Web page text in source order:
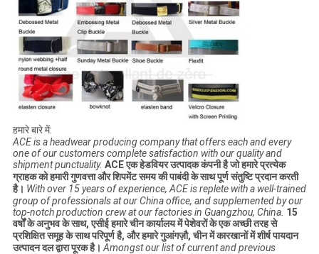
हमारे बारे में:
ACE is a headwear producing company that offers each and every
one of our customers complete satisfaction with our quality and
shipment punctuality. ACE एक हेडवियर उत्पादक कंपनी है जो हमारे प्रत्येक
ग्राहक को हमारी गुणवत्ता और शिपमेंट समय की पाबंदी के साथ पूर्ण संतुष्टि प्रदान करती
है। With over 15 years of experience, ACE is replete with a well-trained
group of professionals at our China office, and supplemented by our
top-notch production crew at our factories in Guangzhou, China. 15
वर्षों के अनुभव के साथ, एसीई हमारे चीन कार्यालय में पेशेवरों के एक अच्छी तरह से
प्रशिक्षित समूह के साथ परिपूर्ण है, और हमारे गुआंगज़ौ, चीन में कारखानों में शीर्ष पायदान
उत्पादन दल द्वारा पूरक है। Amongst our list of current and previous